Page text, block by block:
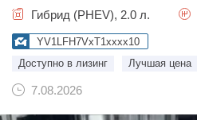
Гибрид (PHEV), 2.0 л.
YV1LFH7VxT1xxxx10
Доступно в лизинг
Лучшая цена
7.08.2026